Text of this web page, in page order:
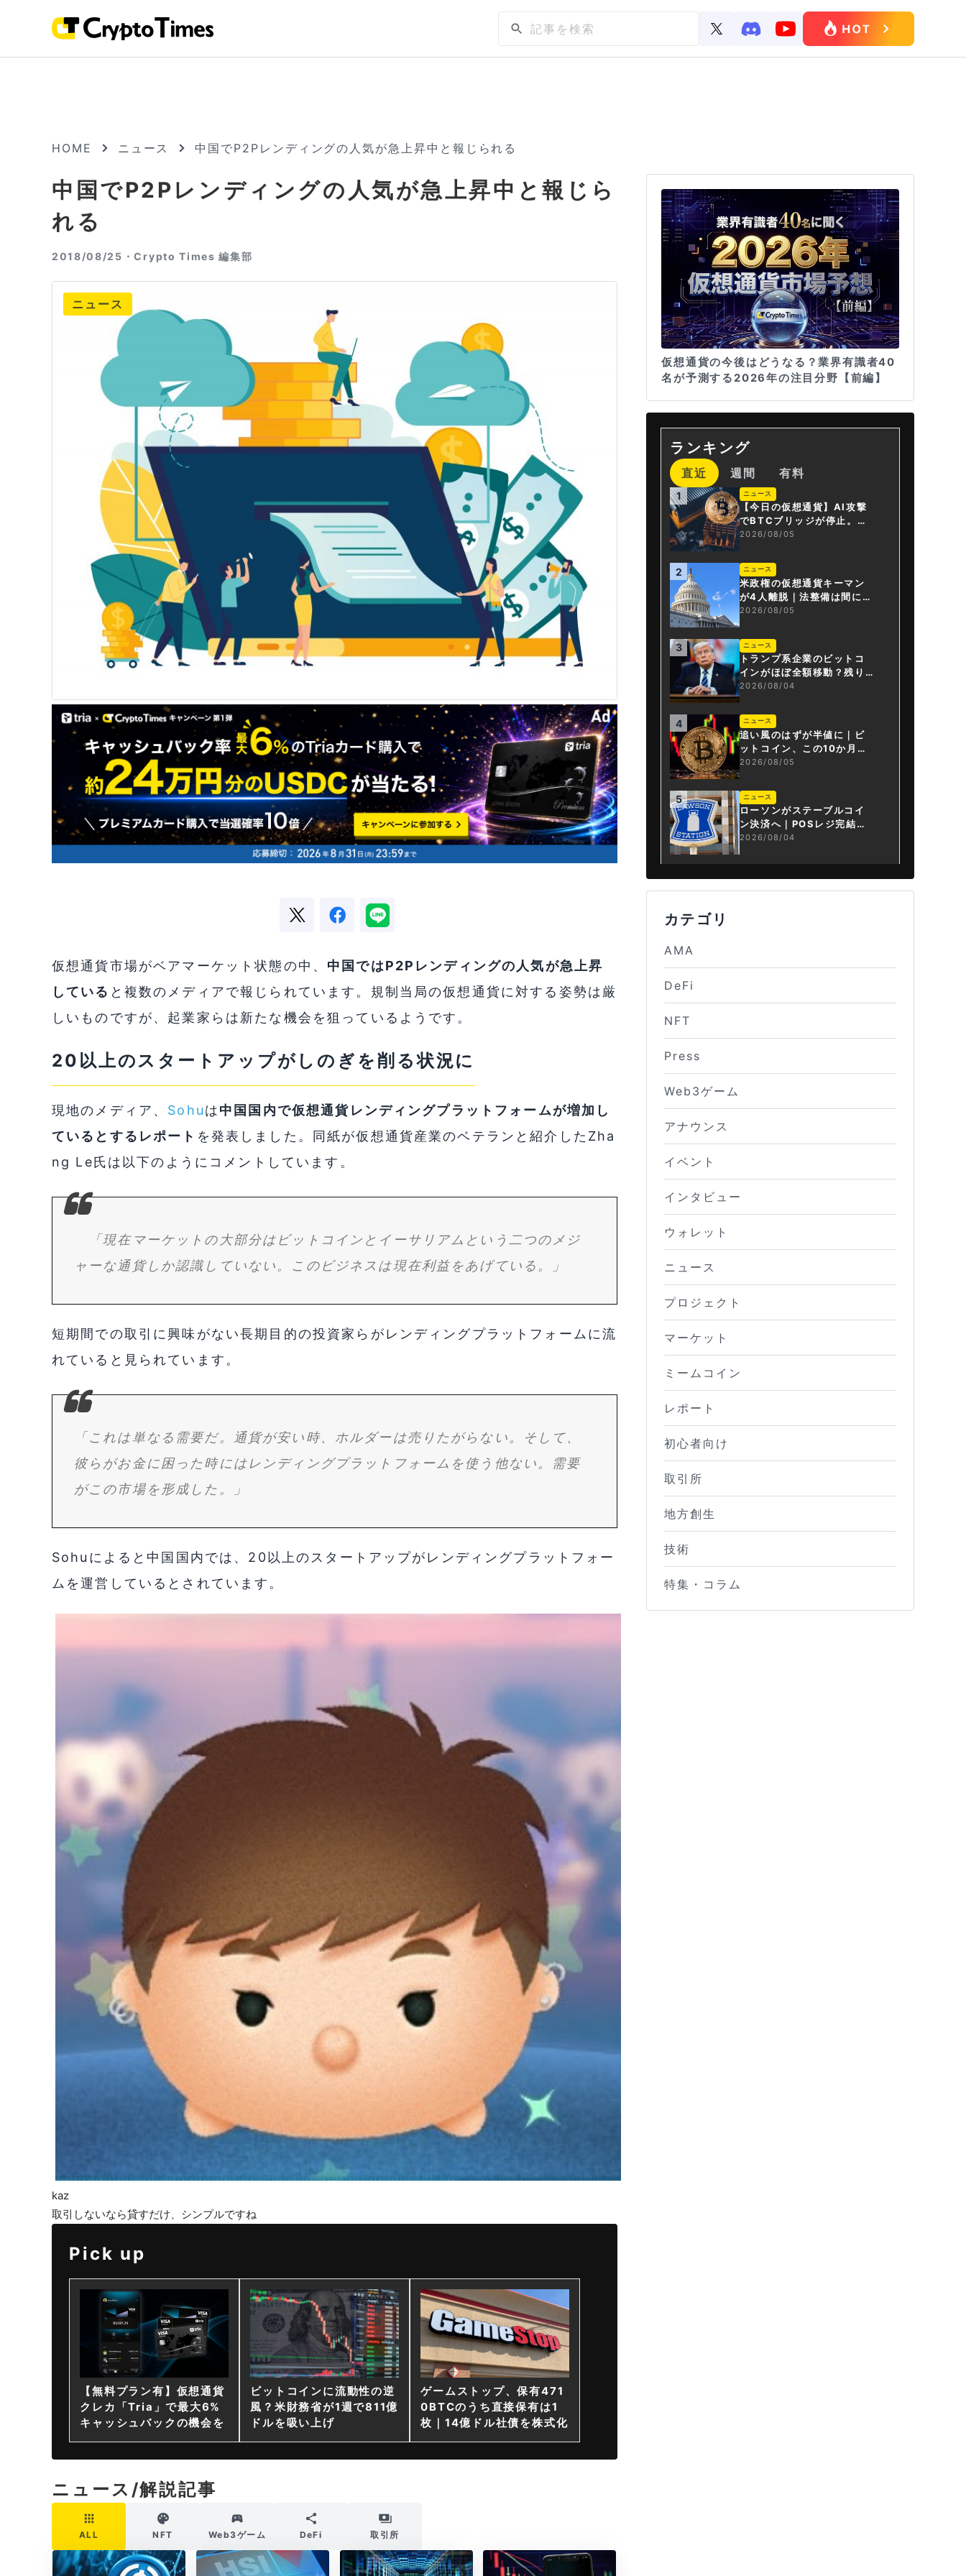
HOME ニュース 中国でP2Pレンディングの人気が急上昇中と報じられる
中国でP2Pレンディングの人気が急上昇中と報じら
れる
2018/08/25・Crypto Times 編集部
ニュース
仮想通貨市場がベアマーケット状態の中、 中国ではP2Pレンディングの人気が急上昇
している と複数のメディアで報じられています。規制当局の仮想通貨に対する姿勢は厳
しいものですが、起業家らは新たな機会を狙っているようです。
20以上のスタートアップがしのぎを削る状況に
現地のメディア、 Sohuは中国国内で仮想通貨レンディングプラットフォームが増加し
ているとするレポート を発表しました。同紙が仮想通貨産業のベテランと紹介したZha
ng Le氏は以下のようにコメントしています。
「現在マーケットの大部分はビットコインとイーサリアムという二つのメジ
ャーな通貨しか認識していない。このビジネスは現在利益をあげている。」
短期間での取引に興味がない長期目的の投資家らがレンディングプラットフォームに流
れていると見られています。
「これは単なる需要だ。通貨が安い時、ホルダーは売りたがらない。そして、
彼らがお金に困った時にはレンディングプラットフォームを使う他ない。需要
がこの市場を形成した。」
Sohuによると中国国内では、20以上のスタートアップがレンディングプラットフォー
ムを運営しているとされています。
kaz
取引しないなら貸すだけ、シンプルですね
Pick up
【無料プラン有】仮想通貨
クレカ「Tria」で最大6%
キャッシュバックの機会を
ビットコインに流動性の逆
風？米財務省が1週で811億
ドルを吸い上げ
ゲームストップ、保有471
0BTCのうち直接保有は1
枚｜14億ドル社債を株式化
ニュース/解説記事
ALL NFT Web3ゲーム DeFi 取引所
仮想通貨の今後はどうなる？業界有識者40
名が予測する2026年の注目分野【前編】
ランキング
直近 週間 有料
1 ニュース
【今日の仮想通貨】AI攻撃
でBTCブリッジが停止。金
融庁が「暗号資産・ステー
2026/08/05
2 ニュース
米政権の仮想通貨キーマン
が4人離脱｜法整備は間に合
うか
2026/08/05
3 ニュース
トランプ系企業のビットコ
インがほぼ全額移動？残り
は3.43BTCか
2026/08/04
4 ニュース
追い風のはずが半値に｜ビ
ットコイン、この10か月で
何が起きたか
2026/08/05
5 ニュース
ローソンがステーブルコイ
ン決済へ｜POSレジ完結は
国内初
2026/08/04
カテゴリ
AMA
DeFi
NFT
Press
Web3ゲーム
アナウンス
イベント
インタビュー
ウォレット
ニュース
プロジェクト
マーケット
ミームコイン
レポート
初心者向け
取引所
地方創生
技術
特集・コラム